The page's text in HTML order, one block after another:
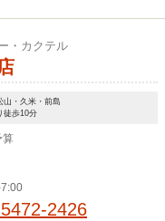
・カクテル
山・久米・前島
徒歩10分
算
2426